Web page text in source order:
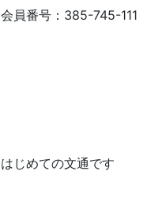
会員番号：385-745-111
はじめての文通です